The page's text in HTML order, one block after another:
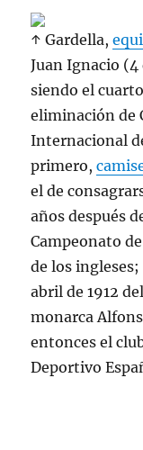
↑ Gardella,
Juan Ignacio (4
siendo el
eliminación de
Internacional
primero,
el de
años después
Campeonato
de los
abril de 1912
monarca
entonces el
Deportivo